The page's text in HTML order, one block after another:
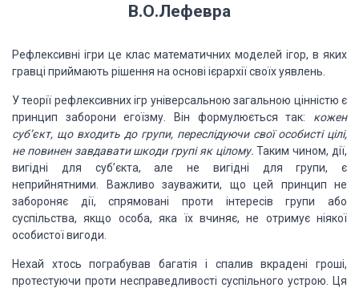
В.О.Лефевра
Рефлексивні ігри це клас математичних моделей ігор, в яких
гравці приймають рішення на основі ієрархії своїх уявлень
У теорії рефлексивних ігр універсальною загальною цінністю є
принцип заборони егоїзму.
Він формулюється так: кожен
суб’єкт, що входить до групи, переслідуючи свої особисті цілі,
неповинен завдавати шкоди групі як цілому. Таким чином, дії,
вигідні для суб’єкта, але не вигідні для групи, є
неприйнятними. Важливо зауважити, що цей принцип не
забороняє дії, спрямовані проти інтересів групи або
суспільства, якщо особа,яка їх вчиняє, не отримує ніякої
особистоївигоди.
Нехай хтось пограбував багатія і спалив вкрадені гроші,
протестуючи проти несправедливості суспільного устрою. Ця